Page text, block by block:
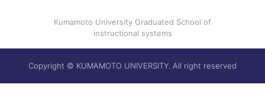
Kumamoto University Graduated School of
instructional systems
Copyright © KUMAMOTO UNIVERSITY. All right reserved